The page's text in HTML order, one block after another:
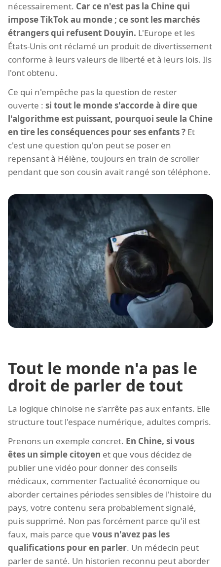
nécessairement. Car ce n'est pas la Chine qui
impose TikTok au monde ; ce sont les marchés
étrangers qui refusent Douyin. L'Europe et les
États-Unis ont réclamé un produit de divertissement
conforme à leurs valeurs de liberté et à leurs lois. Ils
l'ont obtenu.
Ce qui n'empêche pas la question de rester
ouverte : si tout le monde s'accorde à dire que
l'algorithme est puissant, pourquoi seule la Chine
en tire les conséquences pour ses enfants ? Et
c'est une question qu'on peut se poser en
repensant à Hélène, toujours en train de scroller
pendant que son cousin avait rangé son téléphone.
Tout le monde n'a pas le
droit de parler de tout
La logique chinoise ne s'arrête pas aux enfants. Elle
structure tout l'espace numérique, adultes compris.
Prenons un exemple concret. En Chine, si vous
êtes un simple citoyen et que vous décidez de
publier une vidéo pour donner des conseils
médicaux, commenter l'actualité économique ou
aborder certaines périodes sensibles de l'histoire du
pays, votre contenu sera probablement signalé,
puis supprimé. Non pas forcément parce qu'il est
faux, mais parce que vous n'avez pas les
qualifications pour en parler. Un médecin peut
parler de santé. Un historien reconnu peut aborder